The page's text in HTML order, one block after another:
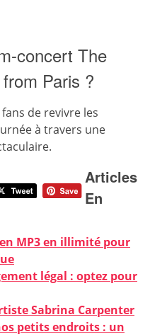
concert The
Paris ?
de revivre les
à travers une
Articles
En
MP3 en illimité pour
légal : optez pour
Sabrina Carpenter
petits endroits : un